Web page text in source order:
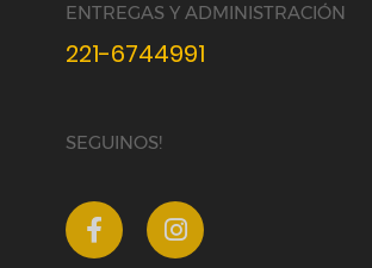
ENTREGAS Y ADMINISTRACIÓN
221-6744991
SEGUINOS!